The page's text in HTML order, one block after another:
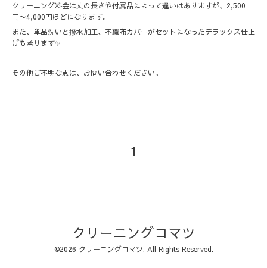
クリーニング料金は丈の長さや付属品によって違いはありますが、2,500
円〜4,000円ほどになります。
また、単品洗いと撥水加工、不織布カバーがセットになったデラックス仕上
げも承ります✨
その他ご不明な点は、お問い合わせください。
1
クリーニングコマツ
©2026 クリーニングコマツ. All Rights Reserved.